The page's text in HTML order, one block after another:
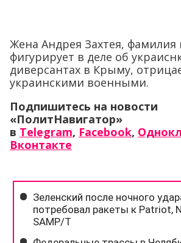
Жена Андрея Захтея, фамилия
фигурирует в деле об
диверсантах в Крыму,
украинскими военными.
Подпишитесь на новости
«ПолитНавигатор»
в Telegram, Facebook,
Вконтакте